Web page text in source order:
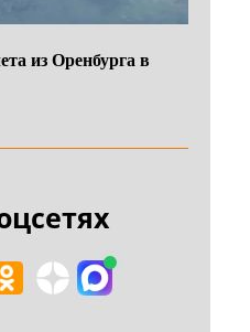
из Оренбурга в